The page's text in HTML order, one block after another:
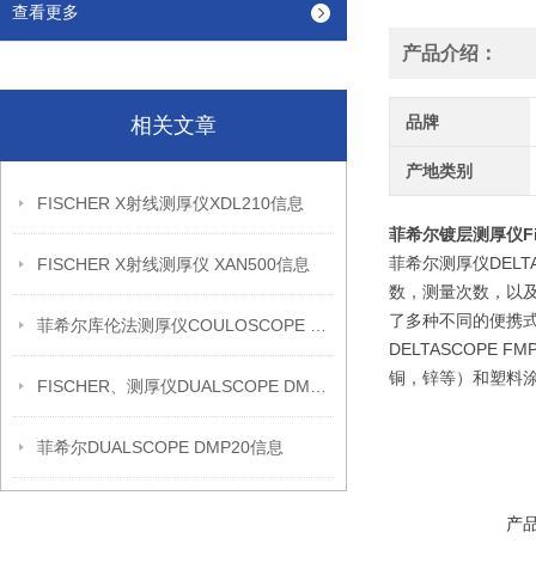
查看更多
相关文章
FISCHER X射线测厚仪XDL210信息
FISCHER X射线测厚仪 XAN500信息
菲希尔DUALSCOPE DMP20信息
产品介绍：
品牌
产地类别
菲希尔镀层测厚仪
菲希尔测厚仪
数，测量次数，以
了多种不同的便携
DELTASCOPE
铜，锌等）和塑料
产